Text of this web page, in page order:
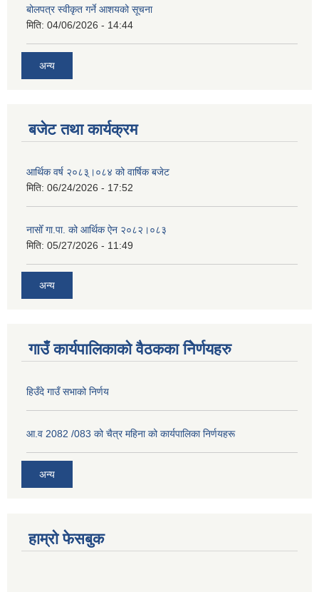
बोलपत्र स्वीकृत गर्ने आशयको सूचना
मिति: 04/06/2026 - 14:44
अन्य
बजेट तथा कार्यक्रम
आर्थिक वर्ष २०८३्।०८४ को वार्षिक बजेट
मिति: 06/24/2026 - 17:52
नासोँ गा.पा. को आर्थिक ऐन २०८२।०८३
मिति: 05/27/2026 - 11:49
अन्य
गाउँ कार्यपालिकाको वैठकका निेर्णयहरु
हिउँदे गाउँ सभाको निर्णय
आ.व 2082 /083 को चैत्र महिना को कार्यपालिका निर्णयहरू
अन्य
हाम्रो फेसबुक